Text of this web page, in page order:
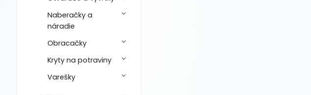
Naberačky a
náradie
Obracačky
Kryty na potraviny
Varešky